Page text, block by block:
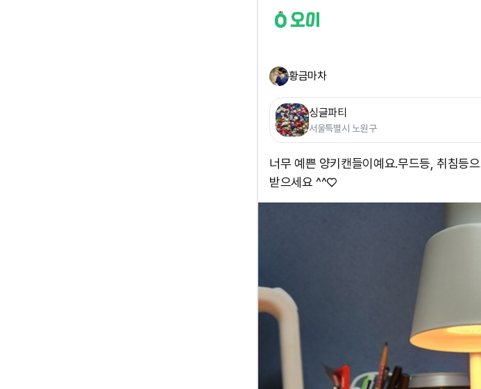
황금마차
싱글파티
서울특별시 노원구
너무 예쁜 양키캔들이예요. ​무드등, 취침등
받으세요 ^^♡